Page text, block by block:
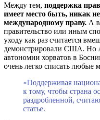
Между тем, поддержка
имеет место быть, никак
международному праву. А
правительство или иным
уходу как раз считается
демонстрировали США. Но
автономии хорватов в
очень легко списать любые
«Поддерживая
к тому, чтобы страна
раздробленной,
статье.